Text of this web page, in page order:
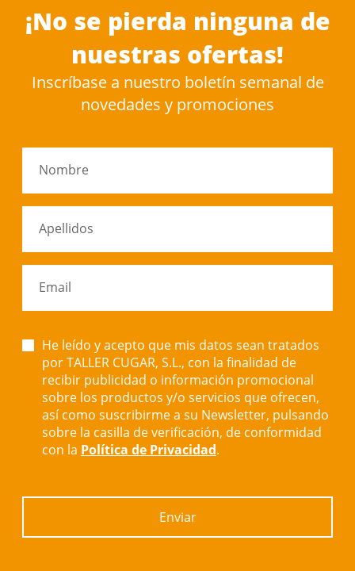
¡No se pierda ninguna de
nuestras ofertas!
Inscríbase a nuestro boletín semanal de
novedades y promociones
Nombre
Apellidos
Email
He leído y acepto que mis datos sean tratados
por TALLER CUGAR, S.L., con la finalidad de
recibir publicidad o información promocional
sobre los productos y/o servicios que ofrecen,
así como suscribirme a su Newsletter, pulsando
sobre la casilla de verificación, de conformidad
con la Política de Privacidad.
Enviar